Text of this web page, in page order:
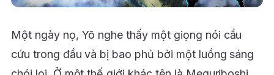
Một ngày nọ, Yō nghe thấy một giọng nói cầu
cứu trong đầu và bị bao phủ bởi một luồng sáng